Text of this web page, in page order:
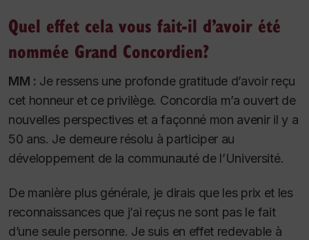
Quel effet cela vous fait-il d’avoir été
nommée Grand Concordien?
MM : Je ressens une profonde gratitude d’avoir reçu
cet honneur et ce privilège. Concordia m’a ouvert de
nouvelles perspectives et a façonné mon avenir il y a
50 ans. Je demeure résolu à participer au
développement de la communauté de l’Université.
De manière plus générale, je dirais que les prix et les
reconnaissances que j’ai reçus ne sont pas le fait
d’une seule personne. Je suis en effet redevable à